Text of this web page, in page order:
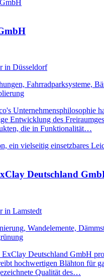
in Düsseldorf
Fahrradparksysteme,
Unternehmensphilosophie
Entwicklung des
die in Funktionalität…
Deutschland
in Lamstedt
Wandelemente,
Deutschland GmbH
hochwertigen Blähton für
Qualität des…